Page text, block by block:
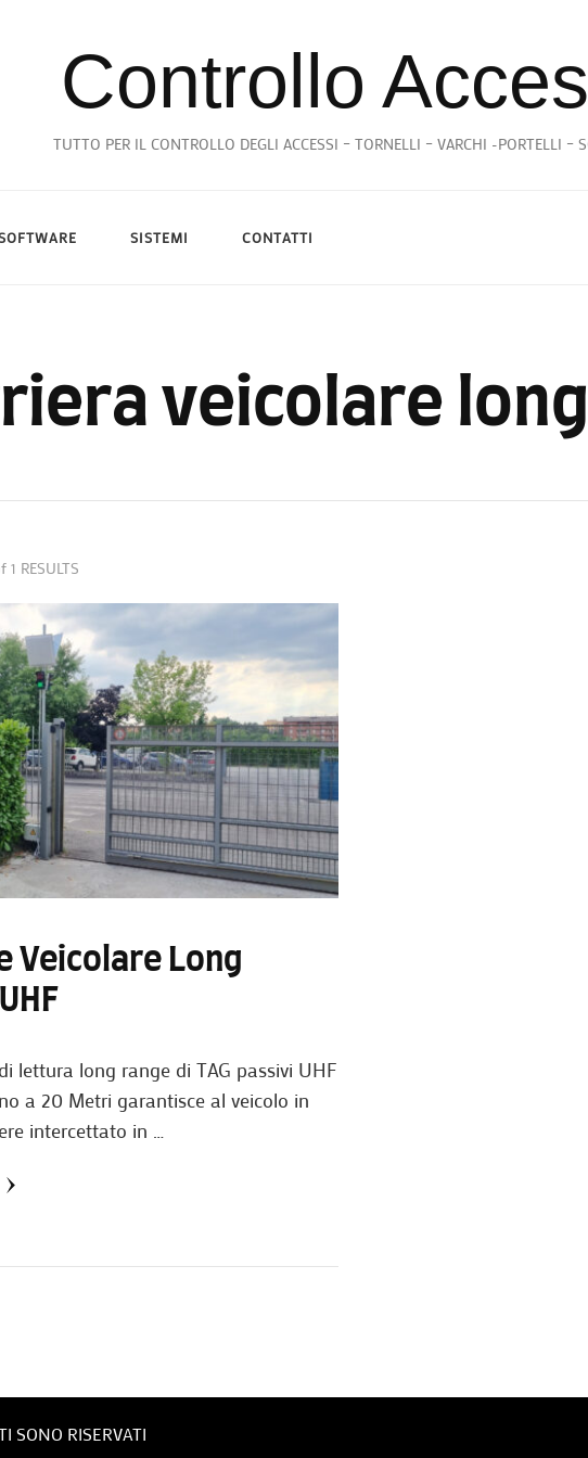
Controllo
TUTTO PER IL CONTROLLO DEGLI ACCESSI – TORNELLI – VARCHI -PORTELLI –
SISTEMI CONTATTI
veicolare
RESULTS
Veicolare Long
lettura long range di TAG passivi UHF
a 20 Metri garantisce al veicolo in
intercettato in …
SONO RISERVATI